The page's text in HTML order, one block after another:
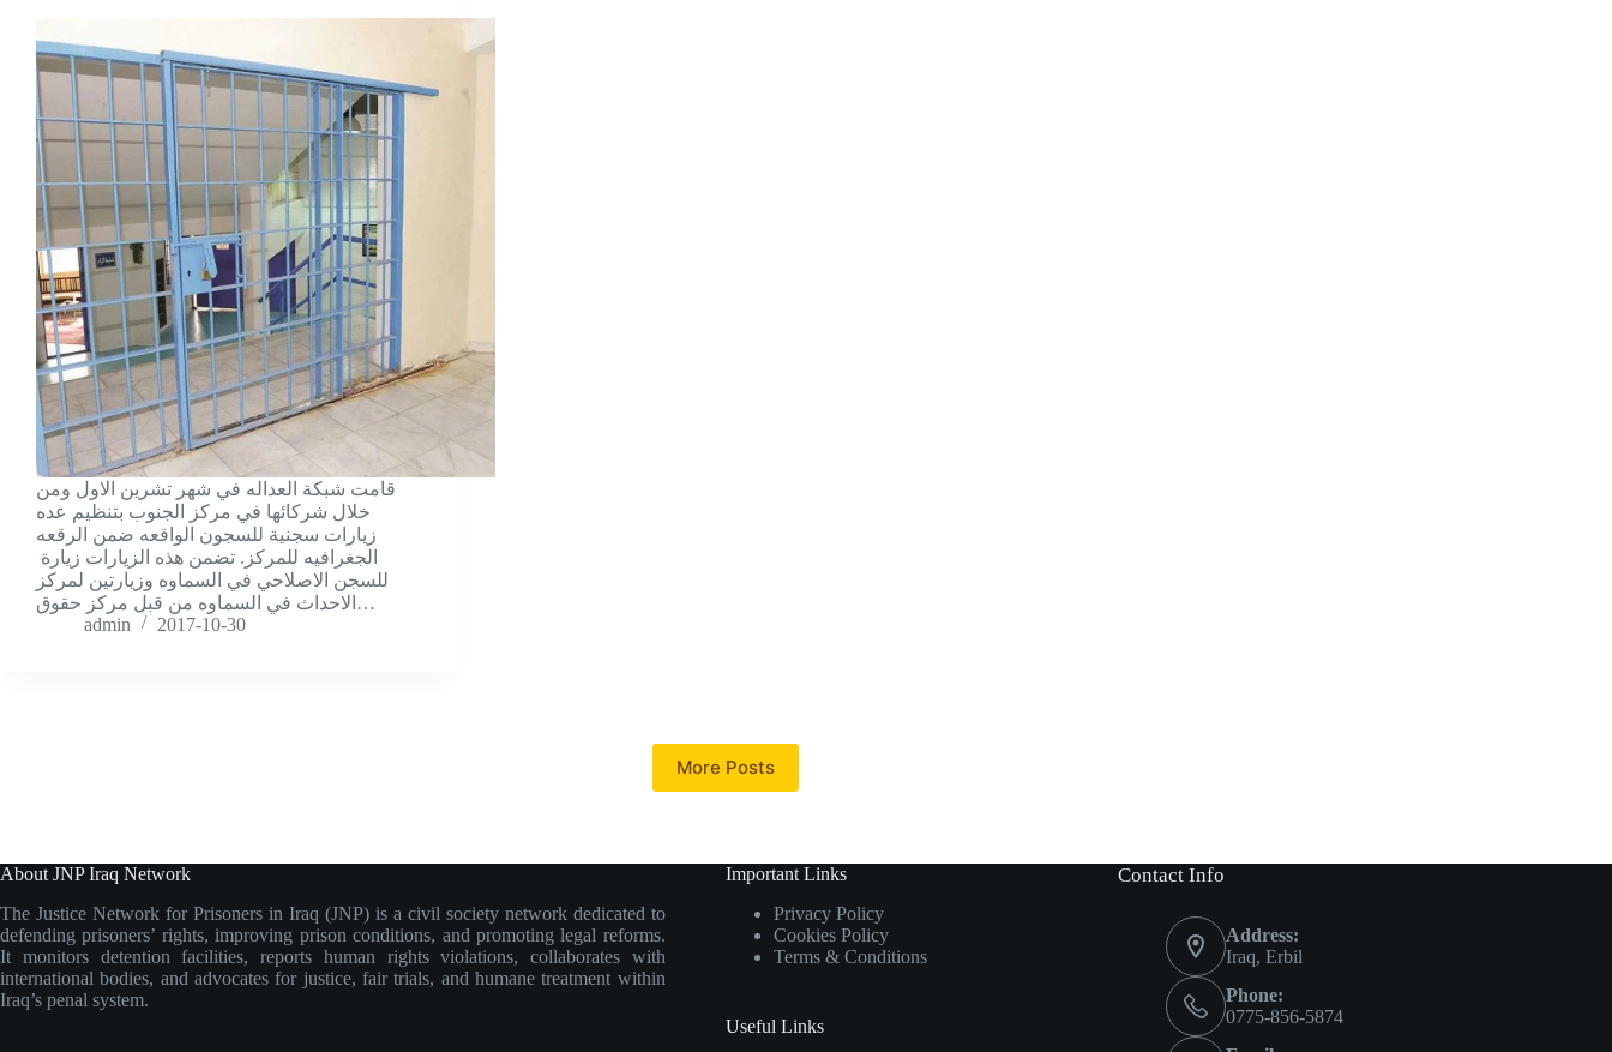
قامت شبکة العدالە في شهر تشرين الاول ومن
خلال شركائها في مركز الجنوب بتنظيم عدە
زيارات سجنية للسجون الواقعە ضمن الرقعە
الجغرافيە للمركز. تضمن هذە الزيارات زيارة
للسجن الاصلاحي في السماوە وزيارتين لمركز
الاحداث في السماوە من قبل مركز حقوق…
admin
2017-10-30
More Posts
About JNP Iraq Network
The Justice Network for Prisoners in Iraq (JNP) is a civil society network dedicated to
defending prisoners’ rights, improving prison conditions, and promoting legal reforms.
It monitors detention facilities, reports human rights violations, collaborates with
international bodies, and advocates for justice, fair trials, and humane treatment within
Iraq’s penal system.
Important Links
Privacy Policy
Cookies Policy
Terms & Conditions
Useful Links
Contact Info
Address:
Iraq, Erbil
Phone:
0775-856-5874